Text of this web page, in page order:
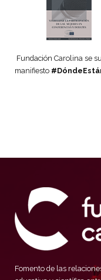
Fundación Carolina se
manifiesto
Fomento de las